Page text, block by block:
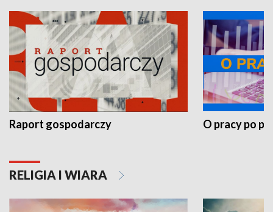
Raport gospodarczy O pracy po
RELIGIA I WIARA